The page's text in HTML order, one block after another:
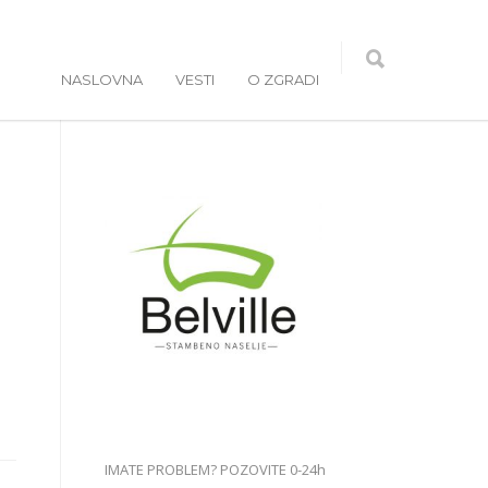
NASLOVNA VESTI O ZGRADI
IMATE PROBLEM? POZOVITE 0-24h